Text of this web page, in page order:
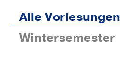
Alle Vorlesungen
Wintersemester